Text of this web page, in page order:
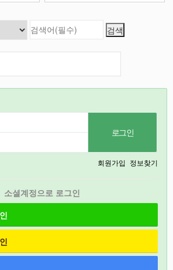
회원가입 정보찾기
소셜계정으로 로그인